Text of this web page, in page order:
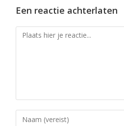
Een reactie achterlaten